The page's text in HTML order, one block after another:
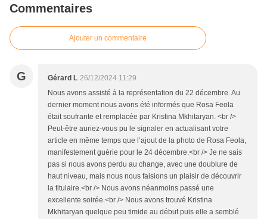
Commentaires
Ajouter un commentaire
G Gérard L 26/12/2024 11:29
Nous avons assisté à la représentation du 22 décembre. Au
dernier moment nous avons été informés que Rosa Feola
était soufrante et remplacée par Kristina Mkhitaryan. <br />
Peut-être auriez-vous pu le signaler en actualisant votre
article en même temps que l’ajout de la photo de Rosa Feola,
manifestement guérie pour le 24 décembre.<br /> Je ne sais
pas si nous avons perdu au change, avec une doublure de
haut niveau, mais nous nous faisions un plaisir de découvrir
la titulaire.<br /> Nous avons néanmoins passé une
excellente soirée.<br /> Nous avons trouvé Kristina
Mkhitaryan quelque peu timide au début puis elle a semblé